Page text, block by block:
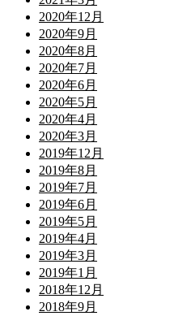
2020年12月
2020年9月
2020年8月
2020年7月
2020年6月
2020年5月
2020年4月
2020年3月
2019年12月
2019年8月
2019年7月
2019年6月
2019年5月
2019年4月
2019年3月
2019年1月
2018年12月
2018年9月